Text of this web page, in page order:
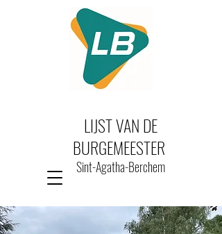
LIJST VAN DE
BURGEMEESTER
Sint-Agatha-Berchem